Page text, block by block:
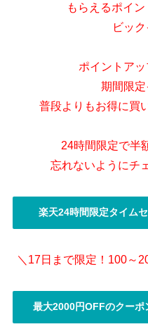
もらえるポイ
ビック
ポイントア
期間限
普段よりもお得に買
24時間限定で半
忘れないようにチ
楽天24時間限定タイム
＼17日まで限定！100～
最大2000円OFFのクー